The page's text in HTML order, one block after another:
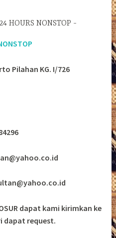
HOURS NONSTOP
Pilahan KG. I/726
dapat kami kirimkan ke
dapat request.